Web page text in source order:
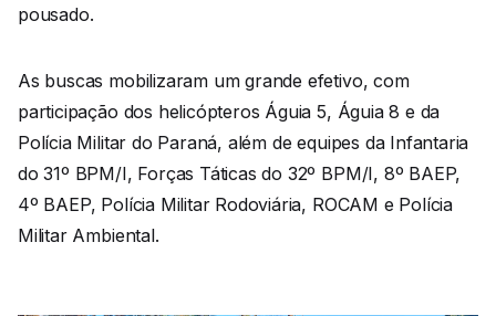
pousado.
As buscas mobilizaram um grande efetivo, com
participação dos helicópteros Águia 5, Águia 8 e da
Polícia Militar do Paraná, além de equipes da Infantaria
do 31º BPM/I, Forças Táticas do 32º BPM/I, 8º BAEP,
4º BAEP, Polícia Militar Rodoviária, ROCAM e Polícia
Militar Ambiental.